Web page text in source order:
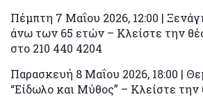
Πέμπτη 7 Μαΐου 2026, 12:00 |
άνω των 65 ετών – Κλείστε την
στο 210 440 4204
Παρασκευή 8 Μαΐου 2026, 18:00 |
“Είδωλο και Μύθος” – Κλείστε